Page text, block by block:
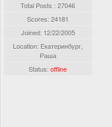
Total Posts : 27046
Scores: 24181
Joined: 12/22/2005
Location: Екатеринбург,
Раша
Status:offline